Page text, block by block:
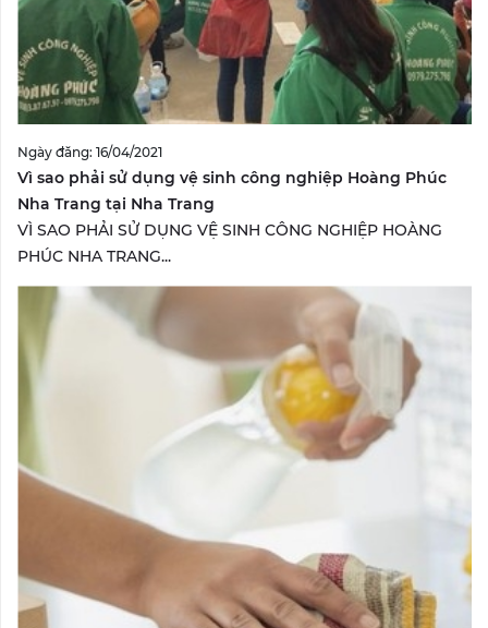
Ngày đăng: 16/04/2021
Vì sao phải sử dụng vệ sinh công nghiệp Hoàng Phúc
Nha Trang tại Nha Trang
VÌ SAO PHẢI SỬ DỤNG VỆ SINH CÔNG NGHIỆP HOÀNG
PHÚC NHA TRANG...